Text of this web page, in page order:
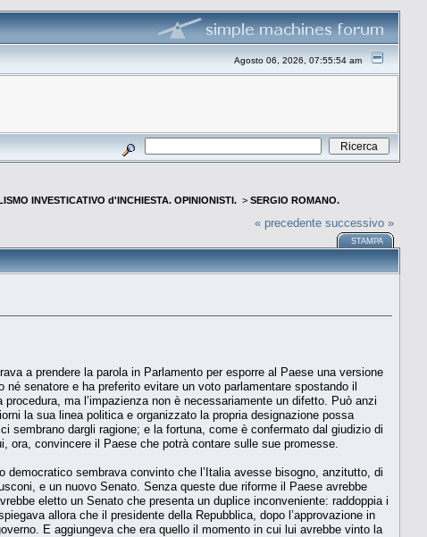
Agosto 06, 2026, 07:55:54 am
INVESTICATIVO d'INCHIESTA. OPINIONISTI. > SERGIO ROMANO.
« precedente successivo »
STAMPA
a prendere la parola in Parlamento per esporre al Paese una versione
senatore e ha preferito evitare un voto parlamentare spostando il
ma l’impazienza non è necessariamente un difetto. Può anzi
la sua linea politica e organizzato la propria designazione possa
sembrano dargli ragione; e la fortuna, come è confermato dal giudizio di
ora, convincere il Paese che potrà contare sulle sue promesse.
sembrava convinto che l’Italia avesse bisogno, anzitutto, di
e un nuovo Senato. Senza queste due riforme il Paese avrebbe
eletto un Senato che presenta un duplice inconveniente: raddoppia i
allora che il presidente della Repubblica, dopo l’approvazione in
E aggiungeva che era quello il momento in cui lui avrebbe vinto la